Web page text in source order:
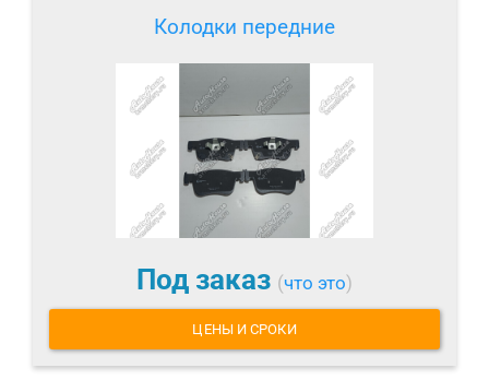
Колодки передние
Под заказ (что это)
ЦЕНЫ И СРОКИ